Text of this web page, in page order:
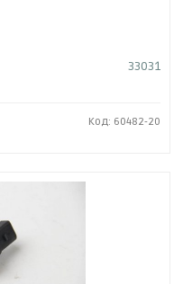
33031
Код: 60482-20